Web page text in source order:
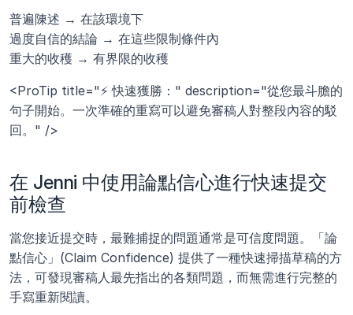
普遍陳述 → 在該環境下
過度自信的結論 → 在這些限制條件內
重大的收穫 → 有界限的收穫
<ProTip title="⚡ 快速獲勝：" description="從您最斗膽的
句子開始。一次準確的重寫可以避免審稿人對整段內容的駁
回。" />
在 Jenni 中使用論點信心進行快速提交
前檢查
當您接近提交時，最難捕捉的問題通常是可信度問題。「論
點信心」(Claim Confidence) 提供了一種快速掃描草稿的方
法，可發現審稿人最先指出的各類問題，而無需進行完整的
手寫重新閱讀。